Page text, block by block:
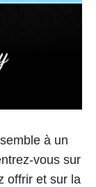
à un
vous sur
offrir et sur la